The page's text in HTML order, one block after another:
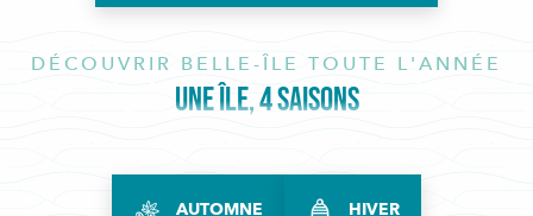
DÉCOUVRIR BELLE-ÎLE TOUTE L'ANNÉE
UNE ÎLE, 4 SAISONS
AUTOMNE HIVER